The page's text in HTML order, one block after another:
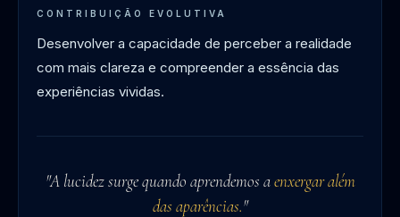
CONTRIBUIÇÃO EVOLUTIVA
Desenvolver a capacidade de perceber a realidade
com mais clareza e compreender a essência das
experiências vividas.
"A lucidez surge quando aprendemos aenxergar além
das aparências."